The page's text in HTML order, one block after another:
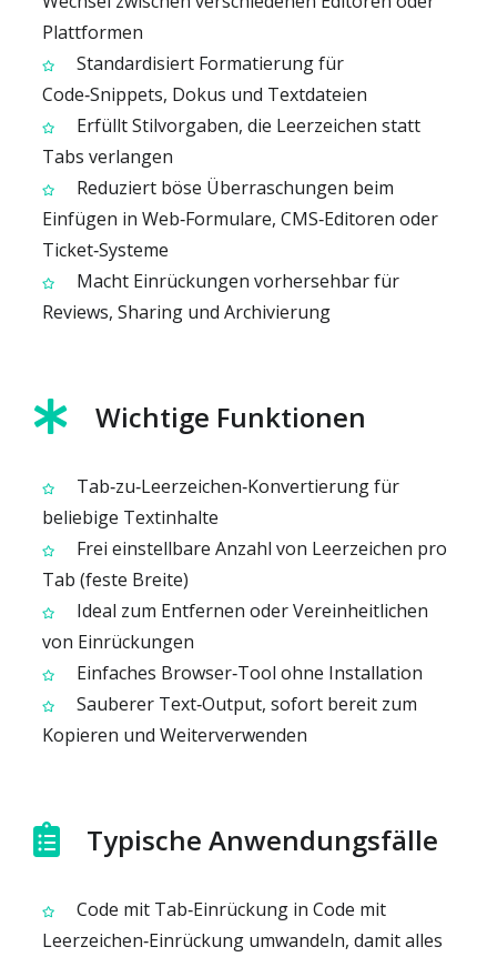
Plattformen
Standardisiert Formatierung für
Code‑Snippets, Dokus und Textdateien
Erfüllt Stilvorgaben, die Leerzeichen statt
Tabs verlangen
Reduziert böse Überraschungen beim
Einfügen in Web‑Formulare, CMS‑Editoren oder
Ticket‑Systeme
Macht Einrückungen vorhersehbar für
Reviews, Sharing und Archivierung
Wichtige Funktionen
Tab‑zu‑Leerzeichen‑Konvertierung für
beliebige Textinhalte
Frei einstellbare Anzahl von Leerzeichen pro
Tab (feste Breite)
Ideal zum Entfernen oder Vereinheitlichen
von Einrückungen
Einfaches Browser‑Tool ohne Installation
Sauberer Text‑Output, sofort bereit zum
Kopieren und Weiterverwenden
Typische Anwendungsfälle
Code mit Tab‑Einrückung in Code mit
Leerzeichen‑Einrückung umwandeln, damit alles